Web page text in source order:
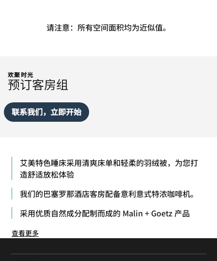
请注意：所有空间面积均为近似值。
欢聚时光
预订客房组
联系我们，立即开始
艾美特色睡床采用清爽床单和轻柔的羽绒被，为您打
造舒适放松体验
我们的巴塞罗那酒店客房配备意利意式特浓咖啡机。
采用优质自然成分配制而成的 Malin + Goetz 产品
查看更多